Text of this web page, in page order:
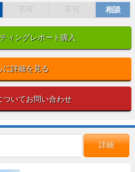
相談
ィングレポート購入
に詳細を見る
ついてお問い合わせ
詳細